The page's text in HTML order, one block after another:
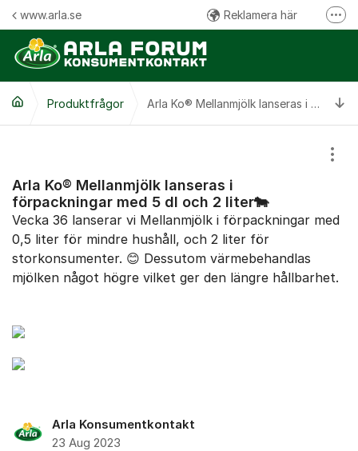
Hoppa till innehåll
www.arla.se Reklamera här
Följ oss på Facebook
Kommentarsregler
Produktfrågor Arla Ko® Mellanmjölk lanseras i förpackningar med 5 dl och 2 liter🐄
Arla Ko® Mellanmjölk lanseras i
förpackningar med 5 dl och 2 liter🐄
Vecka 36 lanserar vi Mellanmjölk i förpackningar med
0,5 liter för mindre hushåll, och 2 liter för
storkonsumenter. 😊 Dessutom värmebehandlas
mjölken något högre vilket ger den längre hållbarhet.
Arla Konsumentkontakt
23 Aug 2023